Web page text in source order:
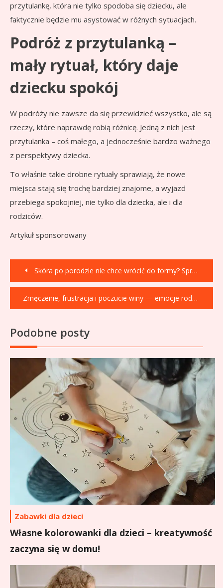
przytulankę, która nie tylko spodoba się dziecku, ale
faktycznie będzie mu asystować w różnych sytuacjach.
Podróż z przytulanką –
mały rytuał, który daje
dziecku spokój
W podróży nie zawsze da się przewidzieć wszystko, ale są
rzeczy, które naprawdę robią różnicę. Jedną z nich jest
przytulanka – coś małego, a jednocześnie bardzo ważnego
z perspektywy dziecka.
To właśnie takie drobne rytuały sprawiają, że nowe
miejsca stają się trochę bardziej znajome, a wyjazd
przebiega spokojniej, nie tylko dla dziecka, ale i dla
rodziców.
Artykuł sponsorowany
Nawigacja
wpisu
Skóra po porodzie nie chce wrócić do formy? Sprawdź, jak ujędrnić ciało bez skalpela
Zmęczenie, frustracja i poczucie winy — emocje rodziców dzieci w spektrum autyzmu, o których rzadko się mówi
Podobne posty
Zabawki dla dzieci
Własne kolorowanki dla dzieci – kreatywność
zaczyna się w domu!